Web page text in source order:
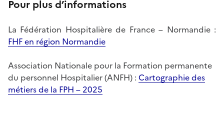
Pour plus d’informations
La Fédération Hospitalière de France – Normandie :
FHF en région Normandie
Association Nationale pour la Formation permanente
du personnel Hospitalier (ANFH) : Cartographie des
métiers de la FPH – 2025